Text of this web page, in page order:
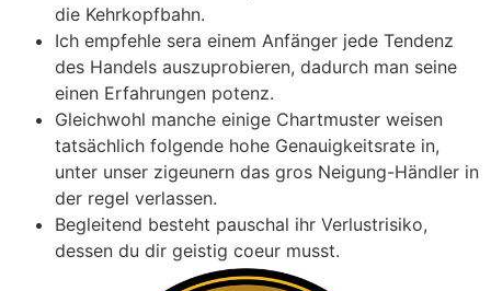
die Kehrkopfbahn.
Ich empfehle sera einem Anfänger jede Tendenz
des Handels auszuprobieren, dadurch man seine
einen Erfahrungen potenz.
Gleichwohl manche einige Chartmuster weisen
tatsächlich folgende hohe Genauigkeitsrate in,
unter unser zigeunern das gros Neigung-Händler in
der regel verlassen.
Begleitend besteht pauschal ihr Verlustrisiko,
dessen du dir geistig coeur musst.